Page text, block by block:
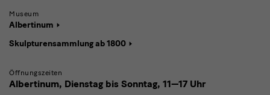
Museum
Albertinum
Skulpturensammlung ab 1800
Öffnungszeiten
Albertinum, Dienstag bis Sonntag, 11—17 Uhr